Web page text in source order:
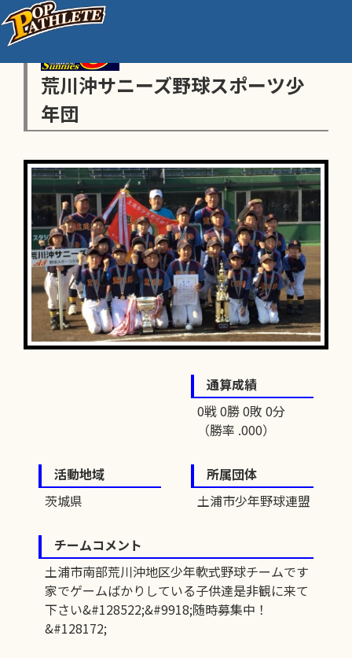
荒川沖サニーズ野球スポーツ少
年団
通算成績
0戦 0勝 0敗 0分
（勝率 .000）
活動地域
茨城県
所属団体
土浦市少年野球連盟
チームコメント
土浦市南部荒川沖地区少年軟式野球チームです
家でゲームばかりしている子供達是非観に来て
下さい&#128522;&#9918;随時募集中！
&#128172;